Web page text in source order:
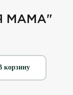
МАМА"
корзину